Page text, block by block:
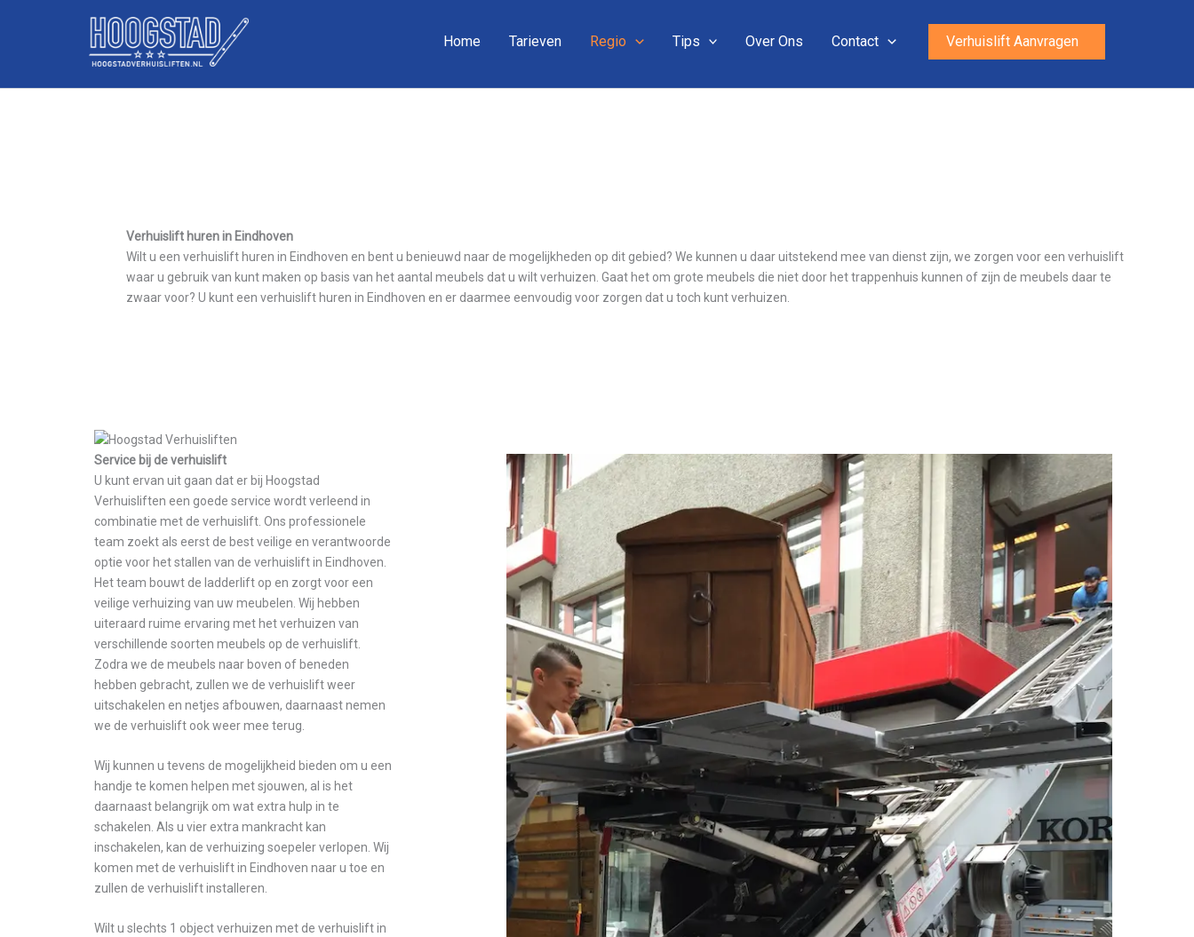
Home Tarieven Regio Tips Over Ons Contact Verhuislift Aanvragen
Verhuislift huren in Eindhoven
Wilt u een verhuislift huren in Eindhoven en bent u benieuwd naar de mogelijkheden op dit gebied? We kunnen u daar uitstekend mee van dienst zijn, we zorgen voor een verhuislift
waar u gebruik van kunt maken op basis van het aantal meubels dat u wilt verhuizen. Gaat het om grote meubels die niet door het trappenhuis kunnen of zijn de meubels daar te
zwaar voor? U kunt een verhuislift huren in Eindhoven en er daarmee eenvoudig voor zorgen dat u toch kunt verhuizen.
Service bij de verhuislift
U kunt ervan uit gaan dat er bij Hoogstad
Verhuisliften een goede service wordt verleend in
combinatie met de verhuislift. Ons professionele
team zoekt als eerst de best veilige en verantwoorde
optie voor het stallen van de verhuislift in Eindhoven.
Het team bouwt de ladderlift op en zorgt voor een
veilige verhuizing van uw meubelen. Wij hebben
uiteraard ruime ervaring met het verhuizen van
verschillende soorten meubels op de verhuislift.
Zodra we de meubels naar boven of beneden
hebben gebracht, zullen we de verhuislift weer
uitschakelen en netjes afbouwen, daarnaast nemen
we de verhuislift ook weer mee terug.
Wij kunnen u tevens de mogelijkheid bieden om u een
handje te komen helpen met sjouwen, al is het
daarnaast belangrijk om wat extra hulp in te
schakelen. Als u vier extra mankracht kan
inschakelen, kan de verhuizing soepeler verlopen. Wij
komen met de verhuislift in Eindhoven naar u toe en
zullen de verhuislift installeren.
Wilt u slechts 1 object verhuizen met de verhuislift in